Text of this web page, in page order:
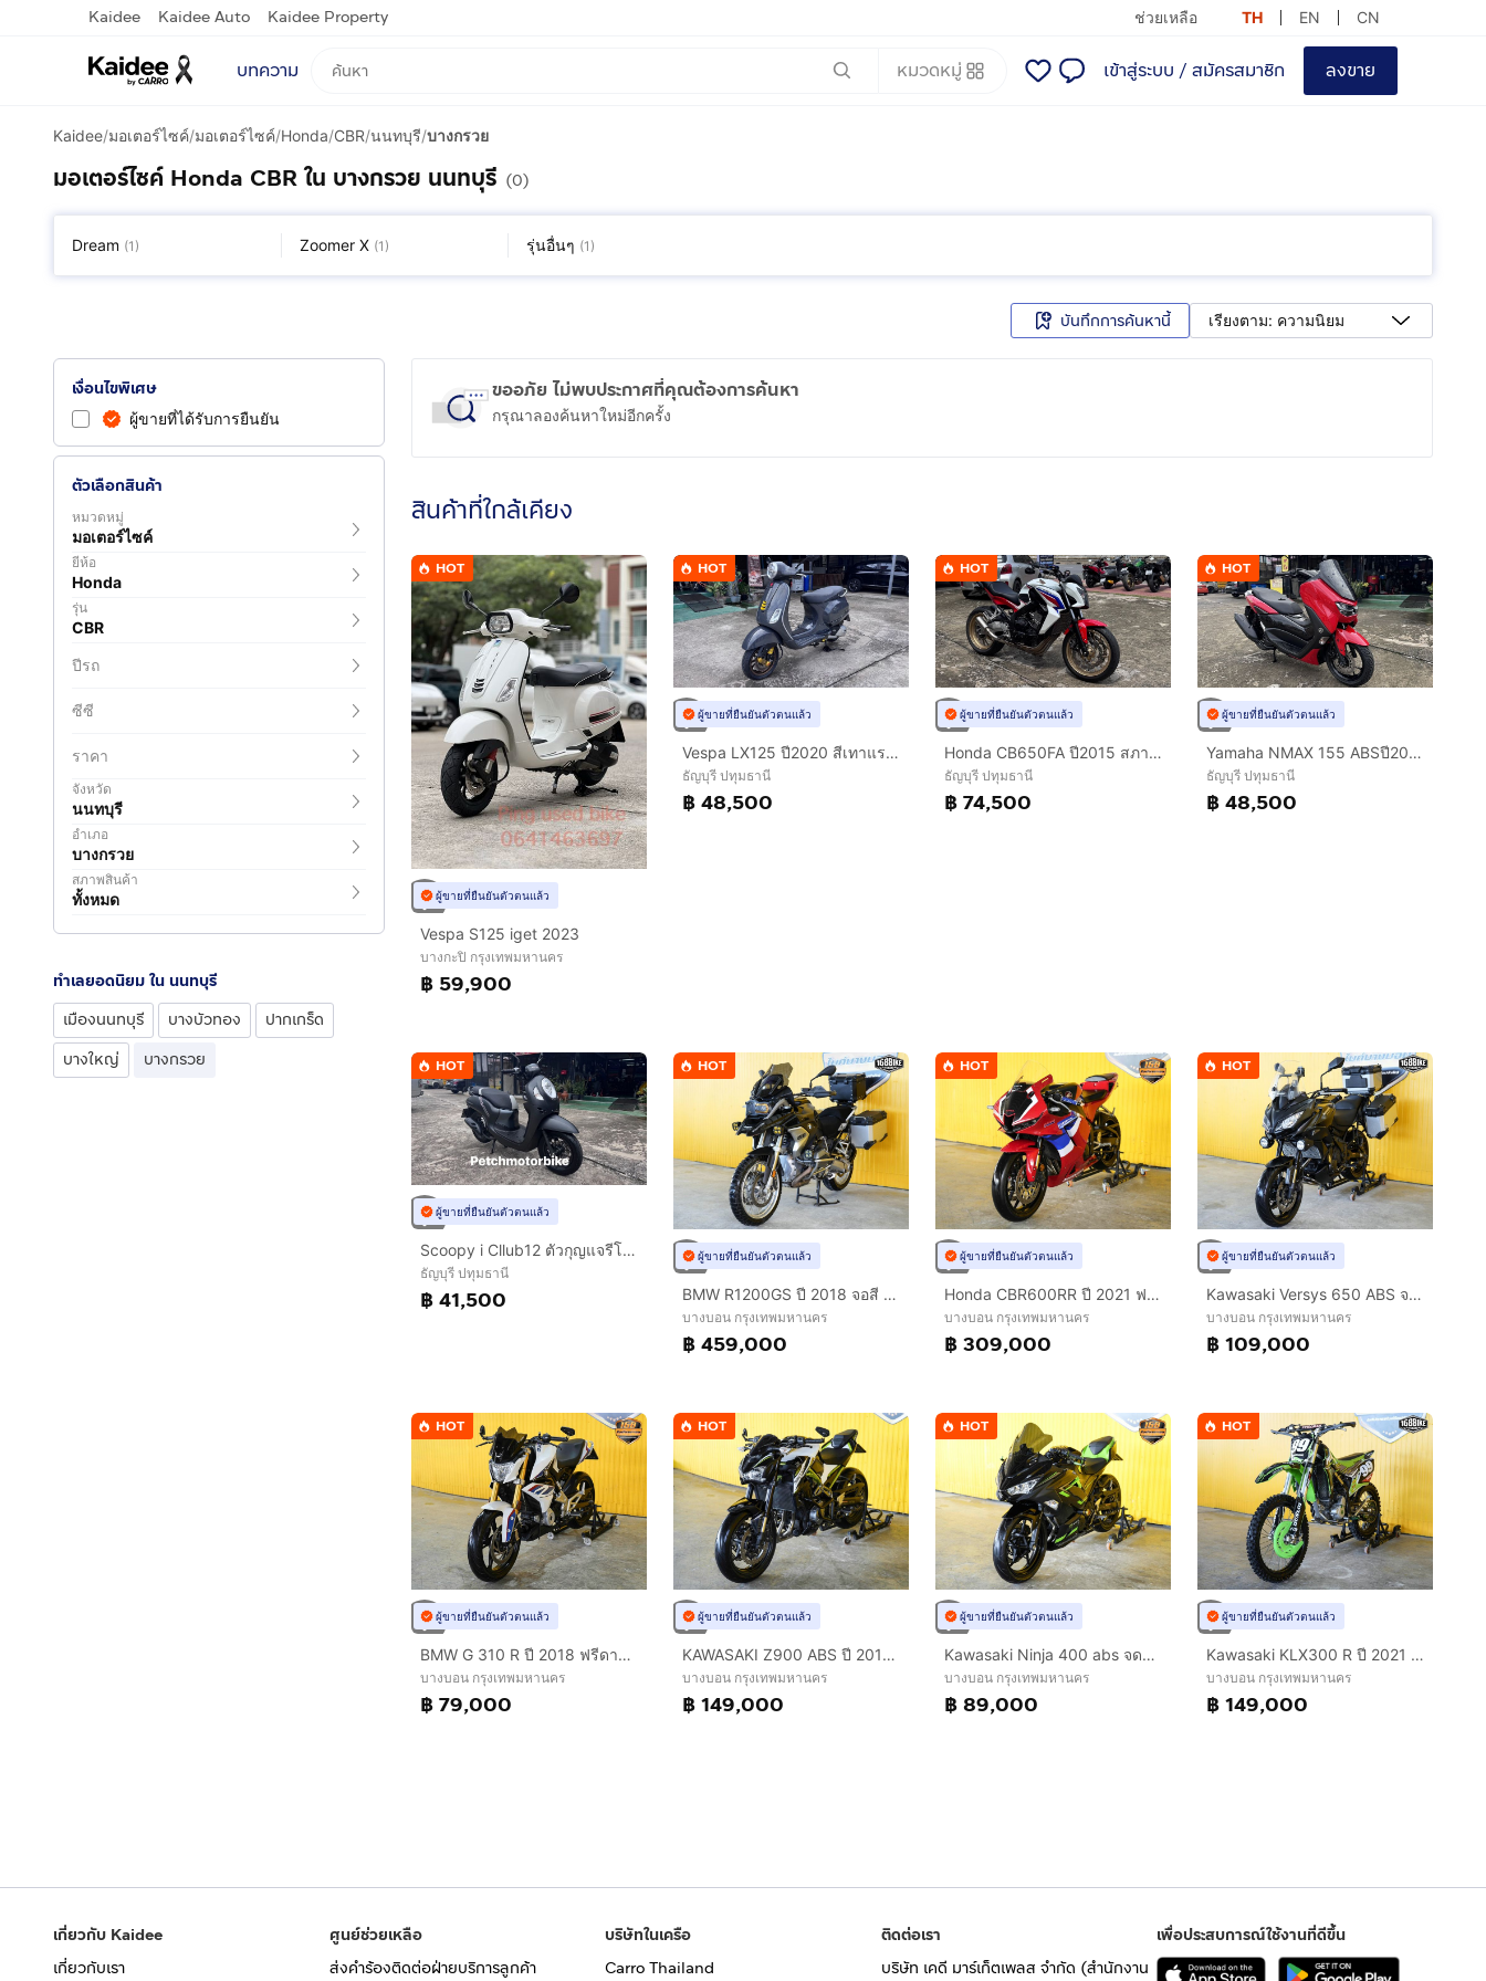
Kaidee Kaidee Auto Kaidee Property ช่วยเหลือ TH EN CN
บทความ หมวดหมู่ เข้าสู่ระบบ / สมัครสมาชิก ลงขาย
Kaidee/มอเตอร์ไซค์/มอเตอร์ไซค์/Honda/CBR/นนทบุรี/บางกรวย
มอเตอร์ไซค์ Honda CBR ใน บางกรวย นนทบุรี (0)
Dream (1 ) Zoomer X (1 ) รุ่นอื่นๆ (1 )
บันทึกการค้นหานี้ เรียงตาม: ความนิยม
เงื่อนไขพิเศษ
ผู้ขายที่ได้รับการยืนยัน
ตัวเลือกสินค้า
หมวดหมู่
มอเตอร์ไซค์
ยี่ห้อ
Honda
รุ่น
CBR
ปีรถ
ซีซี
ราคา
จังหวัด
นนทบุรี
อำเภอ
บางกรวย
สภาพสินค้า
ทั้งหมด
ทำเลยอดนิยม ใน นนทบุรี
เมืองนนทบุรี
บางบัวทอง
ปากเกร็ด
บางใหญ่
บางกรวย
ขออภัย ไม่พบประกาศที่คุณต้องการค้นหา
กรุณาลองค้นหาใหม่อีกครั้ง
สินค้าที่ใกล้เคียง
HOT
ผู้ขายที่ยืนยันตัวตนแล้ว
Vespa S125 iget 2023
บางกะปิ กรุงเทพมหานคร
฿ 59,900
HOT
ผู้ขายที่ยืนยันตัวตนแล้ว
Vespa LX125 ปี2020 สีเทาแรมโบ สภาพสวยพร้อมใช้
ธัญบุรี ปทุมธานี
฿ 48,500
HOT
ผู้ขายที่ยืนยันตัวตนแล้ว
Honda CB650FA ปี2015 สภาพสวยพร้อมใช้งาน
ธัญบุรี ปทุมธานี
฿ 74,500
HOT
ผู้ขายที่ยืนยันตัวตนแล้ว
Yamaha NMAX 155 ABSปี2021
ธัญบุรี ปทุมธานี
฿ 48,500
HOT
ผู้ขายที่ยืนยันตัวตนแล้ว
Scoopy i Cllub12 ตัวกุญแจรีโมท ปี 2022เลขไมล์เพียง 2400 กิโล￼เท่านั้น
ธัญบุรี ปทุมธานี
฿ 41,500
HOT
ผู้ขายที่ยืนยันตัวตนแล้ว
BMW R1200GS ปี 2018 จอสี ฟรีดาวน์ออกรถใช้เงิน 0 บาท
บางบอน กรุงเทพมหานคร
฿ 459,000
HOT
ผู้ขายที่ยืนยันตัวตนแล้ว
Honda CBR600RR ปี 2021 ฟรีดาวน์ ออกรถใช้เงิน 0 บาท
บางบอน กรุงเทพมหานคร
฿ 309,000
HOT
ผู้ขายที่ยืนยันตัวตนแล้ว
Kawasaki Versys 650 ABS จดปี 2016 พร้อมใช้งาน
บางบอน กรุงเทพมหานคร
฿ 109,000
HOT
ผู้ขายที่ยืนยันตัวตนแล้ว
BMW G 310 R ปี 2018 ฟรีดาวน์ออกรถใช้เงิน 0 บาท
บางบอน กรุงเทพมหานคร
฿ 79,000
HOT
ผู้ขายที่ยืนยันตัวตนแล้ว
KAWASAKI Z900 ABS ปี 2019 ฟรีดาวน์ออกรถใช้เงิน 0 บาท
บางบอน กรุงเทพมหานคร
฿ 149,000
HOT
ผู้ขายที่ยืนยันตัวตนแล้ว
Kawasaki Ninja 400 abs จดปี 2019 ฟรีดาวน์ออกรถใช้เงิน 0 บาท
บางบอน กรุงเทพมหานคร
฿ 89,000
HOT
ผู้ขายที่ยืนยันตัวตนแล้ว
Kawasaki KLX300 R ปี 2021 รถสูตรพร้อมซิ่ง
บางบอน กรุงเทพมหานคร
฿ 149,000
เกี่ยวกับ Kaidee
เกี่ยวกับเรา
ศูนย์ช่วยเหลือ
ส่งคำร้องติดต่อฝ่ายบริการลูกค้า
บริษัทในเครือ
Carro Thailand
ติดต่อเรา
บริษัท เคดี มาร์เก็ตเพลส จำกัด (สำนักงาน
เพื่อประสบการณ์ใช้งานที่ดีขึ้น